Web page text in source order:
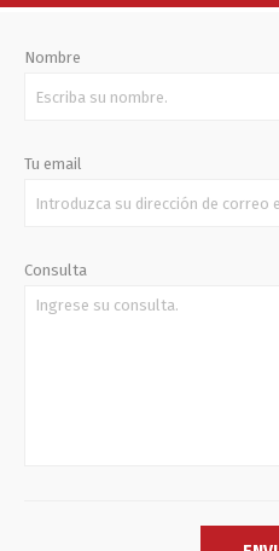
Nombre
Tu email
Consulta